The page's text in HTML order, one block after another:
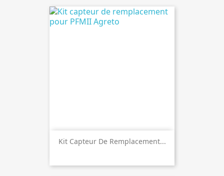
Kit Capteur De Remplacement...